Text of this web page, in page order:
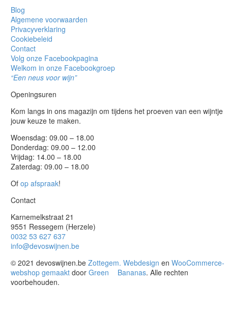
Blog
Algemene voorwaarden
Privacyverklaring
Cookiebeleid
Contact
Volg onze Facebookpagina
Welkom in onze Facebookgroep
“Een neus voor wijn”
Openingsuren
Kom langs in ons magazijn om tijdens het proeven van een wijntje
jouw keuze te maken.
Woensdag: 09.00 – 18.00
Donderdag: 09.00 – 12.00
Vrijdag: 14.00 – 18.00
Zaterdag: 09.00 – 18.00
Of op afspraak!
Contact
Karnemelkstraat 21
9551 Ressegem (Herzele)
0032 53 627 637
info@devoswijnen.be
© 2021 devoswijnen.be Zottegem. Webdesign en WooCommerce-
webshop gemaakt door Green Bananas. Alle rechten
voorbehouden.